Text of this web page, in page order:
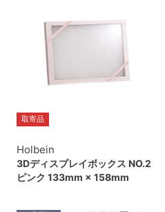
取寄品
Holbein
3Dディスプレイボックス NO.2
ピンク 133mm × 158mm